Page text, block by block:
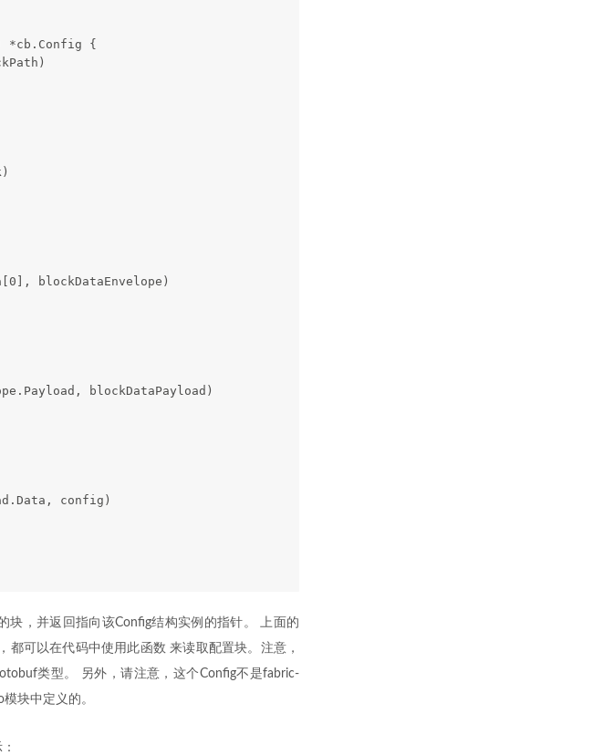
*cb.Config {
blockDataEnvelope)
blockDataPayload)
config)
块，并返回指向该Config结构实例的指针。 上面的
可以在代码中使用此函数 来读取配置块。注意，
类型。 另外，请注意，这个Config不是fabric-
块中定义的。